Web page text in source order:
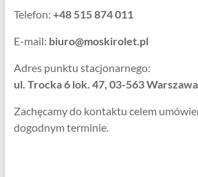
Telefon: +48 515 874 011
E-mail: biuro@moskirolet.pl
Adres punktu stacjonarnego:
ul. Trocka 6 lok. 47, 03-563 Warszawa
Zachęcamy do kontaktu celem
dogodnym terminie.